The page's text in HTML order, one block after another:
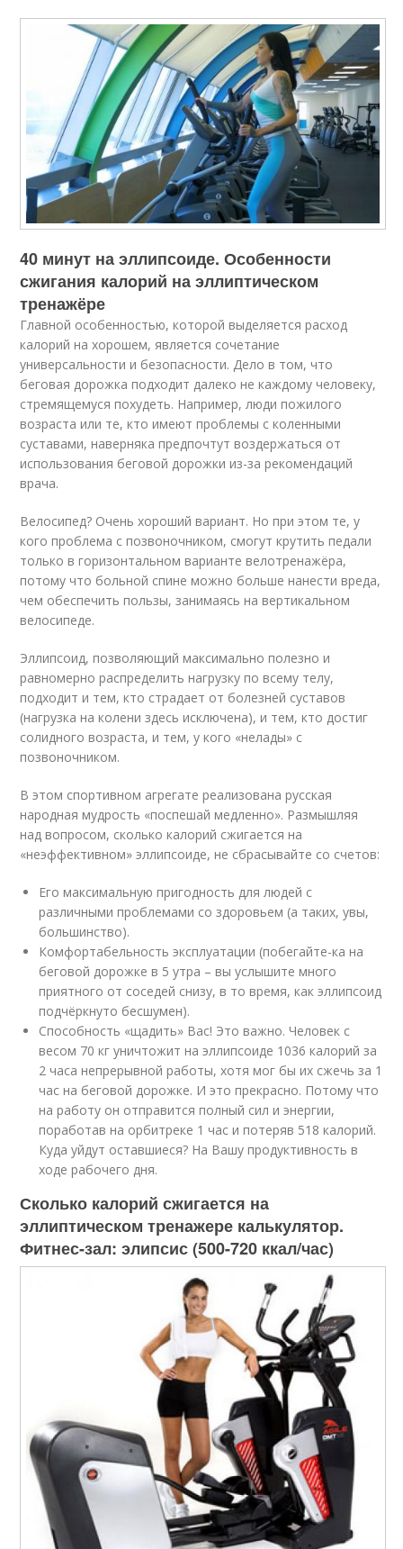
40 минут на эллипсоиде. Особенности
сжигания калорий на эллиптическом
тренажёре
Главной особенностью, которой выделяется расход
калорий на хорошем, является сочетание
универсальности и безопасности. Дело в том, что
беговая дорожка подходит далеко не каждому человеку,
стремящемуся похудеть. Например, люди пожилого
возраста или те, кто имеют проблемы с коленными
суставами, наверняка предпочтут воздержаться от
использования беговой дорожки из-за рекомендаций
врача.
Велосипед? Очень хороший вариант. Но при этом те, у
кого проблема с позвоночником, смогут крутить педали
только в горизонтальном варианте велотренажёра,
потому что больной спине можно больше нанести вреда,
чем обеспечить пользы, занимаясь на вертикальном
велосипеде.
Эллипсоид, позволяющий максимально полезно и
равномерно распределить нагрузку по всему телу,
подходит и тем, кто страдает от болезней суставов
(нагрузка на колени здесь исключена), и тем, кто достиг
солидного возраста, и тем, у кого «нелады» с
позвоночником.
В этом спортивном агрегате реализована русская
народная мудрость «поспешай медленно». Размышляя
над вопросом, сколько калорий сжигается на
«неэффективном» эллипсоиде, не сбрасывайте со счетов:
Его максимальную пригодность для людей с
различными проблемами со здоровьем (а таких, увы,
большинство).
Комфортабельность эксплуатации (побегайте-ка на
беговой дорожке в 5 утра – вы услышите много
приятного от соседей снизу, в то время, как эллипсоид
подчёркнуто бесшумен).
Способность «щадить» Вас! Это важно. Человек с
весом 70 кг уничтожит на эллипсоиде 1036 калорий за
2 часа непрерывной работы, хотя мог бы их сжечь за 1
час на беговой дорожке. И это прекрасно. Потому что
на работу он отправится полный сил и энергии,
поработав на орбитреке 1 час и потеряв 518 калорий.
Куда уйдут оставшиеся? На Вашу продуктивность в
ходе рабочего дня.
Сколько калорий сжигается на
эллиптическом тренажере калькулятор.
Фитнес-зал: элипсис (500-720 ккал/час)